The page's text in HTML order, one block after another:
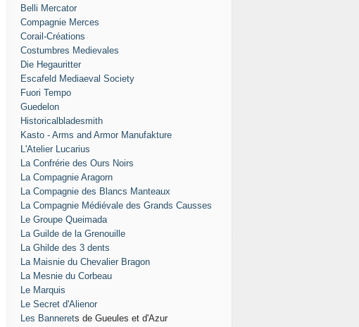
Belli Mercator
Compagnie Merces
Corail-Créations
Costumbres Medievales
Die Hegauritter
Escafeld Mediaeval Society
Fuori Tempo
Guedelon
Historicalbladesmith
Kasto - Arms and Armor Manufakture
L'Atelier Lucarius
La Confrérie des Ours Noirs
La Compagnie Aragorn
La Compagnie des Blancs Manteaux
La Compagnie Médiévale des Grands Causses
Le Groupe Queimada
La Guilde de la Grenouille
La Ghilde des 3 dents
La Maisnie du Chevalier Bragon
La Mesnie du Corbeau
Le Marquis
Le Secret d'Alienor
Les Bannerets de Gueules et d'Azur